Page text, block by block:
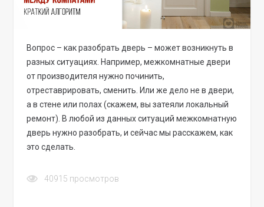
Вопрос – как разобрать дверь – может возникнуть в
разных ситуациях. Например, межкомнатные двери
от производителя нужно починить,
отреставрировать, сменить. Или же дело не в двери,
а в стене или полах (скажем, вы затеяли локальный
ремонт). В любой из данных ситуаций межкомнатную
дверь нужно разобрать, и сейчас мы расскажем, как
это сделать.
40915 просмотров